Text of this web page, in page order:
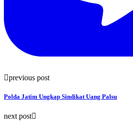
previous post
Polda Jatim Ungkap Sindikat Uang Palsu
next post